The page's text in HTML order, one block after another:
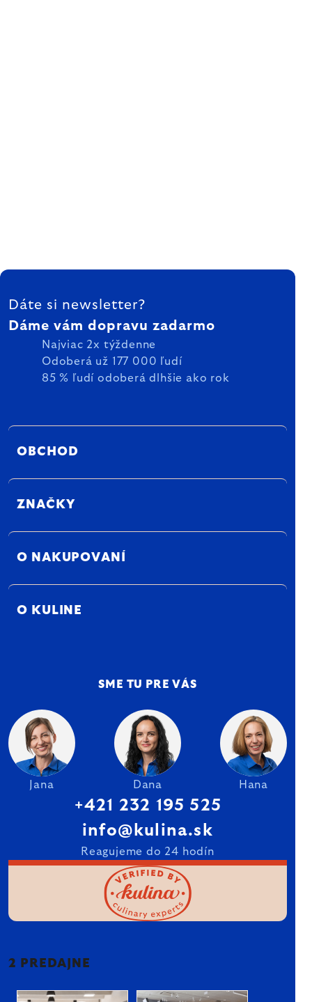
ZÁPÄTIE
Dáte si newsletter?
Dáme vám dopravu zadarmo
Najviac 2x týždenne
Odoberá už 177 000 ľudí
85 % ľudí odoberá dlhšie ako rok
OBCHOD
ZNAČKY
O NAKUPOVANÍ
O KULINE
SME TU PRE VÁS
Jana Dana Hana
+421 232 195 525
info@kulina.sk
Reagujeme do 24 hodín
2 PREDAJNE